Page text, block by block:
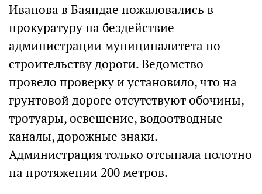
Иванова в Баяндае пожаловались в
прокуратуру на бездействие
администрации муниципалитета по
строительству дороги. Ведомство
провело проверку и установило, что на
грунтовой дороге отсутствуют обочины,
тротуары, освещение, водоотводные
каналы, дорожные знаки.
Администрация только отсыпала полотно
на протяжении 200 метров.